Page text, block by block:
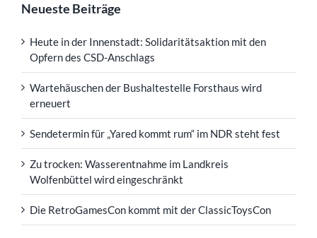
Neueste Beiträge
Heute in der Innenstadt: Solidaritätsaktion mit den
Opfern des CSD-Anschlags
Wartehäuschen der Bushaltestelle Forsthaus wird
erneuert
Sendetermin für „Yared kommt rum“ im NDR steht fest
Zu trocken: Wasserentnahme im Landkreis
Wolfenbüttel wird eingeschränkt
Die RetroGamesCon kommt mit der ClassicToysCon